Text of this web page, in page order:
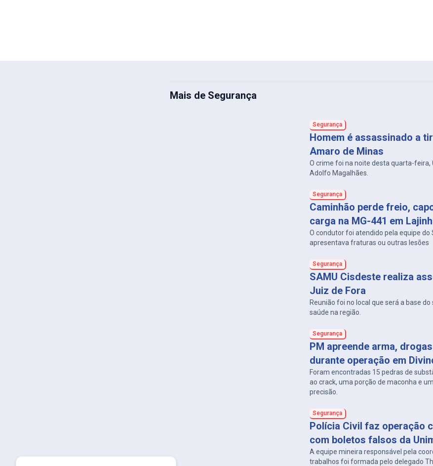
Mais de Segurança
Segurança
Homem é assassinado a
Amaro de Minas
O crime foi na noite desta quarta-feira,
Adolfo Magalhães.
Segurança
Caminhão perde freio,
carga na MG-441 em
O condutor foi atendido pela equipe do
apresentava fraturas ou outras lesões
Segurança
SAMU Cisdeste realiza
Juiz de Fora
Reunião foi no local que será a base
saúde na região.
Segurança
PM apreende arma,
durante operação em
Foram encontradas 15 pedras de
ao crack, uma porção de maconha e
precisão.
Segurança
Polícia Civil faz operação
com boletos falsos da
A equipe mineira responsável pela
trabalhos foi formada pelo delegado